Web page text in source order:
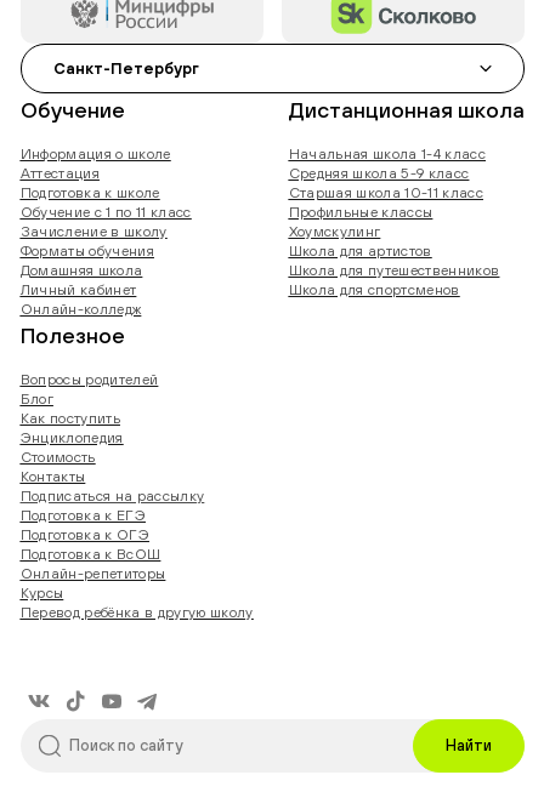
Санкт-Петербург
Обучение
Информация о школе
Аттестация
Подготовка к школе
Обучение с 1 по 11 класс
Зачисление в школу
Форматы обучения
Домашняя школа
Личный кабинет
Онлайн-колледж
Дистанционная школа
Начальная школа 1-4 класс
Средняя школа 5-9 класс
Старшая школа 10-11 класс
Профильные классы
Хоумскулинг
Школа для артистов
Школа для путешественников
Школа для спортсменов
Полезное
Вопросы родителей
Блог
Как поступить
Энциклопедия
Стоимость
Контакты
Подписаться на рассылку
Подготовка к ЕГЭ
Подготовка к ОГЭ
Подготовка к ВсОШ
Онлайн-репетиторы
Курсы
Перевод ребёнка в другую школу
Найти